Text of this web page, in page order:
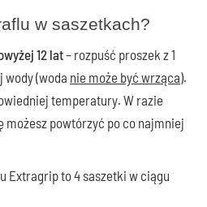
w saszetkach?
12 lat– rozpuść proszek z 1
wody (woda nie może być wrząca).
temperatury. W razie
powtórzyć po co najmniej
Extragrip to 4 saszetki w ciągu